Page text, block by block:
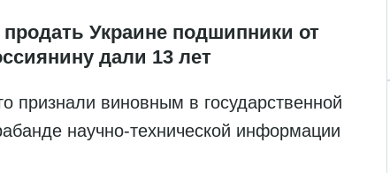
Украине подшипники от
дали 13 лет
признали виновным в государственной
научно-технической информации